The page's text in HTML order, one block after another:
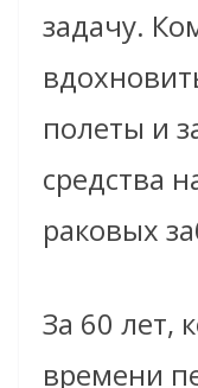
задачу.
полеты и
средства
раковых
За 60 лет,
времени